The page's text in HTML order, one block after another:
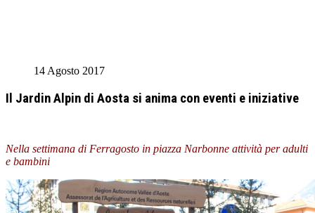
14 Agosto 2017
Il Jardin Alpin di Aosta si anima con eventi e iniziative
Nella settimana di Ferragosto in piazza Narbonne attività per adulti
e bambini